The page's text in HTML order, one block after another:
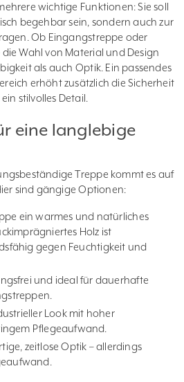
wichtige Funktionen: Sie soll
begehbar sein, sondern auch zur
Ob Eingangstreppe oder
die Wahl von Material und Design
als auch Optik. Ein passendes
erhöht zusätzlich die Sicherheit
stilvolles Detail.
eine langlebige
Treppe kommt es auf
sind gängige Optionen:
ein warmes und natürliches
Holz ist
gegen Feuchtigkeit und
und ideal für dauerhafte
Look mit hoher
Pflegeaufwand.
zeitlose Optik – allerdings